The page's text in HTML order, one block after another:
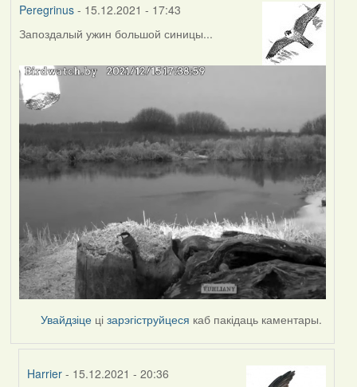
Peregrinus- 15.12.2021 - 17:43
Запоздалый ужин большой синицы...
Увайдзіце цізарэгіструйцеся каб пакідаць каментары.
Harrier - 15.12.2021 - 20:36